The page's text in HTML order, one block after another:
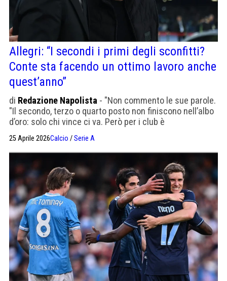
Allegri: “I secondi i primi degli sconfitti?
Conte sta facendo un ottimo lavoro anche
quest’anno”
di Redazione Napolista - "Non commento le sue parole.
"Il secondo, terzo o quarto posto non finiscono nell’albo
d’oro: solo chi vince ci va. Però per i club è
25 Aprile 2026Calcio /Serie A